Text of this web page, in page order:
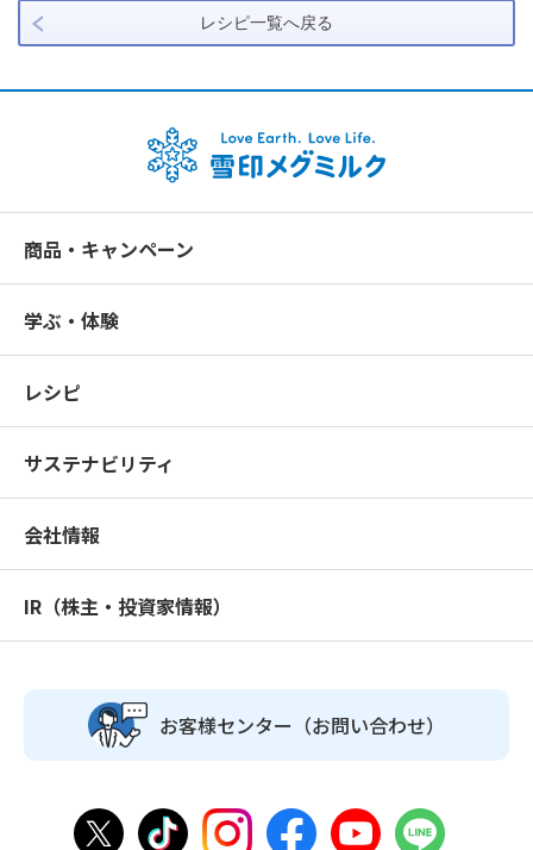
レシピ一覧へ戻る
商品・キャンペーン
学ぶ・体験
レシピ
サステナビリティ
会社情報
IR（株主・投資家情報）
お客様センター （お問い合わせ）